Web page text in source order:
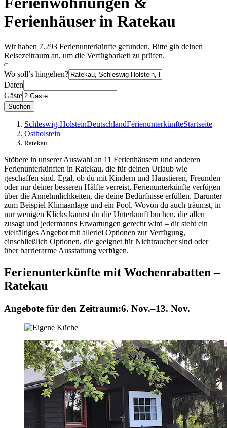
Ferienhäuser in Ratekau
Wir haben 7.293 Ferienunterkünfte gefunden. Bitte gib deinen
Reisezeitraum an, um die Verfügbarkeit zu prüfen.
Wo soll’s hingehen?
Daten
Gäste
Suchen
Schleswig-HolsteinDeutschlandFerienunterkünfteStartseite
Ostholstein
Ratekau
Stöbere in unserer Auswahl an 11 Ferienhäusern und anderen
Ferienunterkünften in Ratekau, die für deinen Urlaub wie
geschaffen sind. Egal, ob du mit Kindern und Haustieren, Freunden
oder nur deiner besseren Hälfte verreist, Ferienunterkünfte verfügen
über die Annehmlichkeiten, die deine Bedürfnisse erfüllen. Darunter
zum Beispiel Klimaanlage und ein Pool. Wovon du auch träumst, in
nur wenigen Klicks kannst du die Unterkunft buchen, die allen
zusagt und jedermanns Erwartungen gerecht wird – dir steht ein
vielfältiges Angebot mit allerlei Optionen zur Verfügung,
einschließlich Optionen, die geeignet für Nichtraucher sind oder
über barrierarme Ausstattung verfügen.
Ferienunterkünfte mit Wochenrabatten –
Ratekau
Angebote für den Zeitraum:6. Nov.–13. Nov.